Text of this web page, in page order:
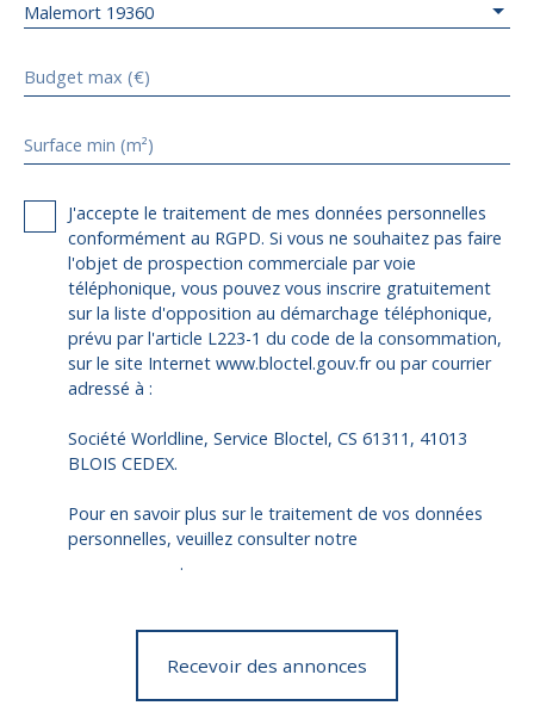
Malemort 19360
Budget max (€)
Surface min (m²)
J'accepte le traitement de mes données personnelles
conformément au RGPD. Si vous ne souhaitez pas faire
l'objet de prospection commerciale par voie
téléphonique, vous pouvez vous inscrire gratuitement
sur la liste d'opposition au démarchage téléphonique,
prévu par l'article L223-1 du code de la consommation,
sur le site Internet www.bloctel.gouv.fr ou par courrier
adressé à :
Société Worldline, Service Bloctel, CS 61311, 41013
BLOIS CEDEX.
Pour en savoir plus sur le traitement de vos données
personnelles, veuillez consulter notre
.
Recevoir des annonces